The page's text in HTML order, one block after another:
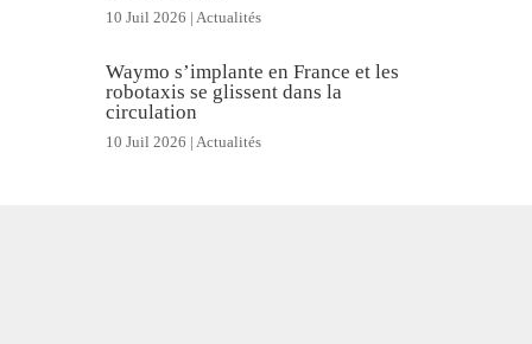
10 Juil 2026 | Actualités
Waymo s’implante en France et les
robotaxis se glissent dans la
circulation
10 Juil 2026 | Actualités